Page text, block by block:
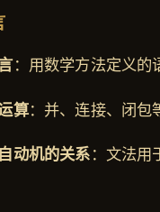
：用数学方法定义的
算：并、连接、闭包
动机的关系：文法用